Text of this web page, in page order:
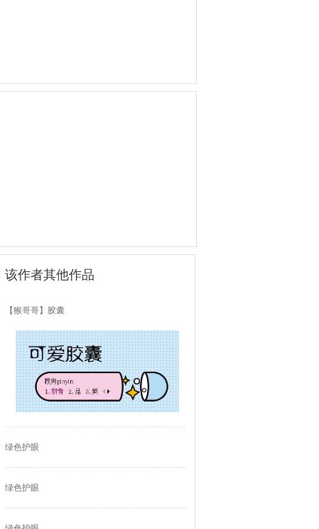
该作者其他作品
【猴哥哥】胶囊
绿色护眼
绿色护眼